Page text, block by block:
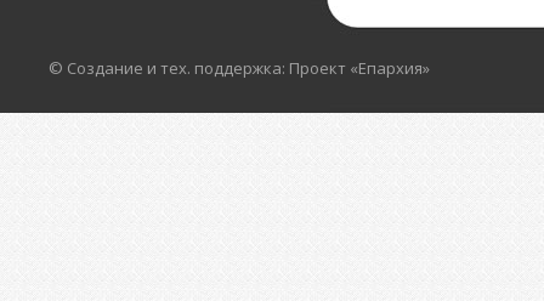
© Создание и тех. поддержка: Проект «Епархия»